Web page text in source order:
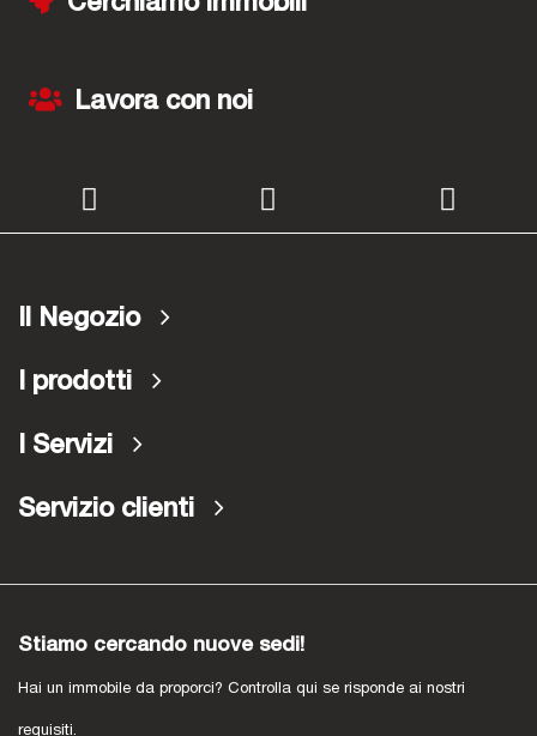
Lavora con noi
Il Negozio
I prodotti
I Servizi
Servizio clienti
Stiamo cercando nuove sedi!
Hai un immobile da proporci? Controlla qui se risponde ai nostri
requisiti.